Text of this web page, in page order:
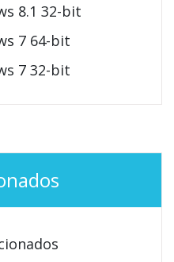
8.1 32-bit
7 64-bit
7 32-bit